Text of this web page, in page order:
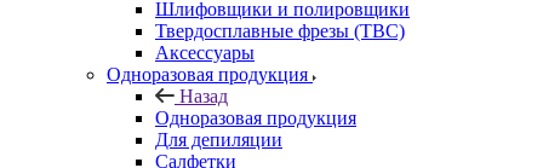
Шлифовщики и полировщики
Твердосплавные фрезы (ТВС)
Аксессуары
Одноразовая продукция
Назад
Одноразовая продукция
Для депиляции
Салфетки